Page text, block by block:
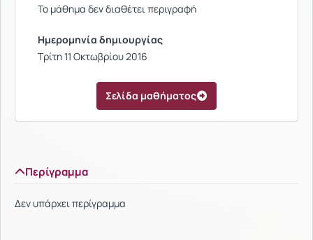
Το μάθημα δεν διαθέτει περιγραφή
Ημερομηνία δημιουργίας
Τρίτη 11 Οκτωβρίου 2016
Σελίδα μαθήματος
Περίγραμμα
Δεν υπάρχει περίγραμμα